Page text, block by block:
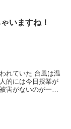
いますね！
れていた 台風は温
的には今日授業が
害がないのが一番